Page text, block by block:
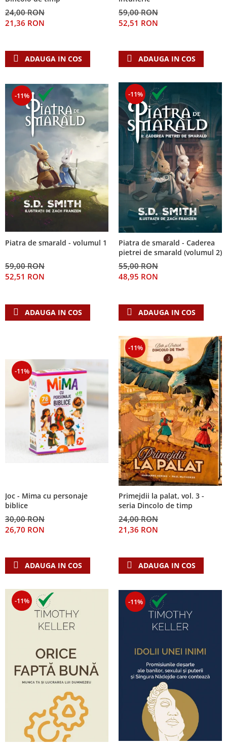
24,00 RON
21,36 RON
ADAUGA IN COS
59,00 RON
52,51 RON
ADAUGA IN COS
-11%
Piatra de smarald - volumul 1
59,00 RON
52,51 RON
ADAUGA IN COS
-11%
Piatra de smarald - Caderea
pietrei de smarald (volumul 2)
55,00 RON
48,95 RON
ADAUGA IN COS
-11%
Joc - Mima cu personaje
biblice
30,00 RON
26,70 RON
ADAUGA IN COS
-11%
Primejdii la palat, vol. 3 -
seria Dincolo de timp
24,00 RON
21,36 RON
ADAUGA IN COS
-11% -11%